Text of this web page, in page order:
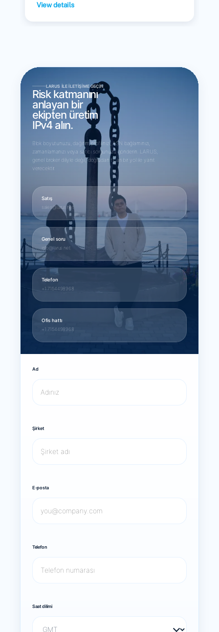
View details
LARUS ILE İLETIŞIME GEÇIN
Risk katmanını
anlayan bir
ekipten üretim
IPv4 alın.
Blok boyutunuzu, dağıtım profilinizi, ASN bağlamınızı,
zamanlamanızı veya satıcı sorgunuzu gönderin. LARUS,
genel broker diliyle değil, doğrudan ticari bir yol ile yanıt
verecektir.
Satış
sales@larus.net
Genel soru
info@larus.net
Telefon
+1 7154498968
Ofis hattı
+1 7154498968
Ad
Şirket
E-posta
Telefon
Saat dilimi